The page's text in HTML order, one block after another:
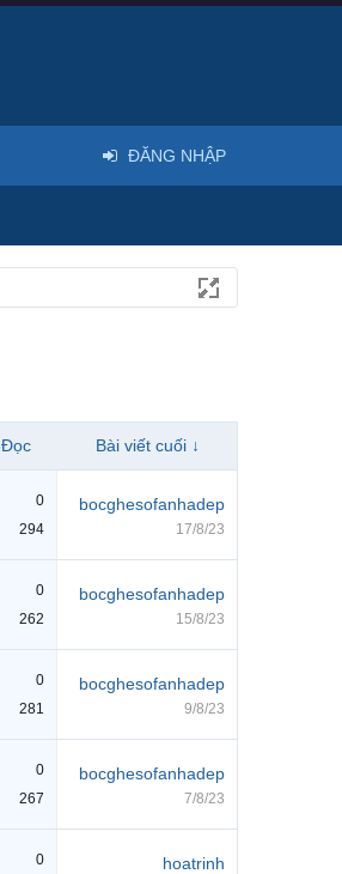
Đọc Bài viết cuối ↓
0
294
bocghesofanhadep
17/8/23
0
262
bocghesofanhadep
15/8/23
0
281
bocghesofanhadep
9/8/23
0
267
bocghesofanhadep
7/8/23
0
hoatrinh
ĐĂNG NHẬP